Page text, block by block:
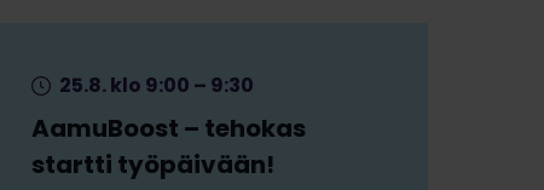
AamuBoost – tehokas
startti työpäivään!
25.8. klo 9:00 – 9:30